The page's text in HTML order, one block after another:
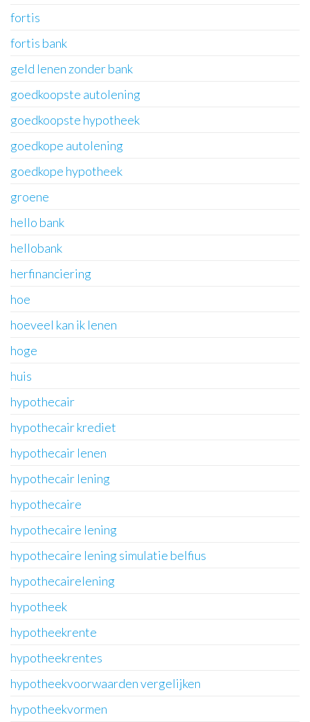
fortis
fortis bank
geld lenen zonder bank
goedkoopste autolening
goedkoopste hypotheek
goedkope autolening
goedkope hypotheek
groene
hello bank
hellobank
herfinanciering
hoe
hoeveel kan ik lenen
hoge
huis
hypothecair
hypothecair krediet
hypothecair lenen
hypothecair lening
hypothecaire
hypothecaire lening
hypothecaire lening simulatie belfius
hypothecairelening
hypotheek
hypotheekrente
hypotheekrentes
hypotheekvoorwaarden vergelijken
hypotheekvormen